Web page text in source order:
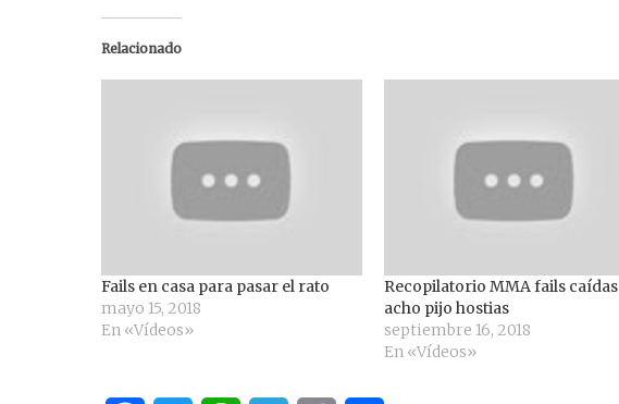
Relacionado
Fails en casa para pasar el rato
mayo 15, 2018
En «Vídeos»
Recopilatorio MMA fails caídas
acho pijo hostias
septiembre 16, 2018
En «Vídeos»